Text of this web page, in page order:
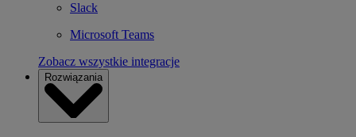
Slack
Microsoft Teams
Zobacz wszystkie integracje
Rozwiązania